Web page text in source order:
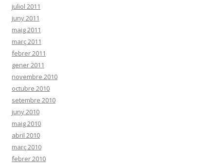
juliol 2011
juny 2011
maig 2011
març 2011
febrer 2011
gener 2011
novembre 2010
octubre 2010
setembre 2010
juny 2010
maig 2010
abril 2010
març 2010
febrer 2010